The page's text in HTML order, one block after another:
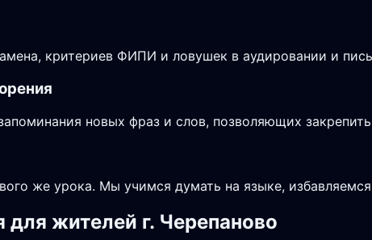
критериев ФИПИ и ловушек в аудировании и
новых фраз и слов, позволяющих
же урока. Мы учимся думать на языке,
для жителей г. Черепаново